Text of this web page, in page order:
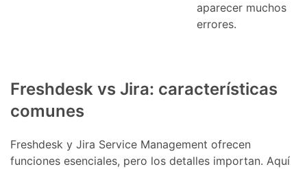
aparecer muchos
errores.
Freshdesk vs Jira: características
comunes
Freshdesk y Jira Service Management ofrecen
funciones esenciales, pero los detalles importan. Aquí